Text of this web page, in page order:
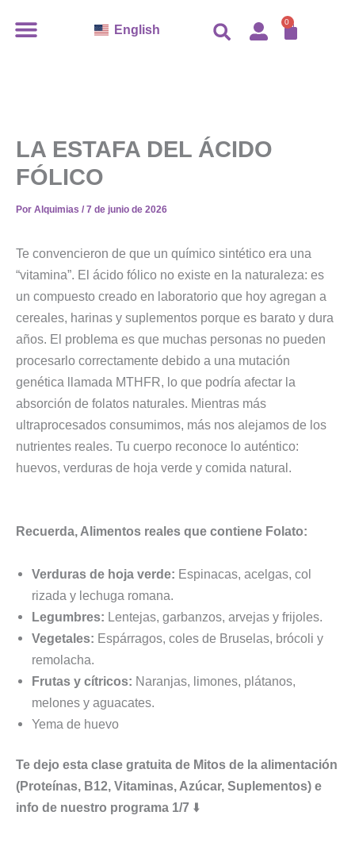
English 0
LA ESTAFA DEL ÁCIDO
FÓLICO
Por Alquimias / 7 de junio de 2026
Te convencieron de que un químico sintético era una
“vitamina”. El ácido fólico no existe en la naturaleza: es
un compuesto creado en laboratorio que hoy agregan a
cereales, harinas y suplementos porque es barato y dura
años. El problema es que muchas personas no pueden
procesarlo correctamente debido a una mutación
genética llamada MTHFR, lo que podría afectar la
absorción de folatos naturales. Mientras más
ultraprocesados consumimos, más nos alejamos de los
nutrientes reales. Tu cuerpo reconoce lo auténtico:
huevos, verduras de hoja verde y comida natural.
Recuerda, Alimentos reales que contiene Folato:
Verduras de hoja verde: Espinacas, acelgas, col
rizada y lechuga romana.
Legumbres: Lentejas, garbanzos, arvejas y frijoles.
Vegetales: Espárragos, coles de Bruselas, brócoli y
remolacha.
Frutas y cítricos: Naranjas, limones, plátanos,
melones y aguacates.
Yema de huevo
Te dejo esta clase gratuita de Mitos de la alimentación
(Proteínas, B12, Vitaminas, Azúcar, Suplementos) e
info de nuestro programa 1/7 ⬇️